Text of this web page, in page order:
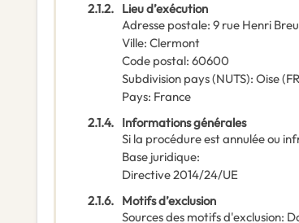
2.1.2. Lieu d’exécution
Adresse postale: 9 rue Henri
Ville: Clermont
Code postal: 60600
Subdivision pays (NUTS): Oise(
Pays: France
2.1.4. Informations générales
Si la procédure est annulée ou
Base juridique:
Directive 2014/24/UE
2.1.6. Motifs d’exclusion
Sources des motifs d'exclusion: